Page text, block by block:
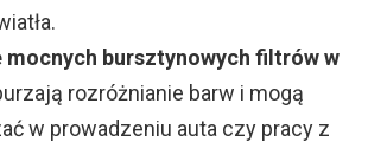
mocnych bursztynowych filtrów w
rozróżnianie barw i mogą
w prowadzeniu auta czy pracy z